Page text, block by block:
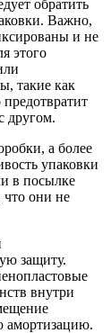
обратить
Важно,
и не
этого
такие как
другом.
а более
упаковки
в посылке
что они не
защиту.
внутри
амортизацию.